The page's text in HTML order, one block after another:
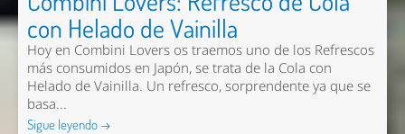
con Helado de Vainilla
Hoy en Combini Lovers os traemos uno de los Refrescos
más consumidos en Japón, se trata de la Cola con
Helado de Vainilla. Un refresco, sorprendente ya que se
basa...
Sigue leyendo →